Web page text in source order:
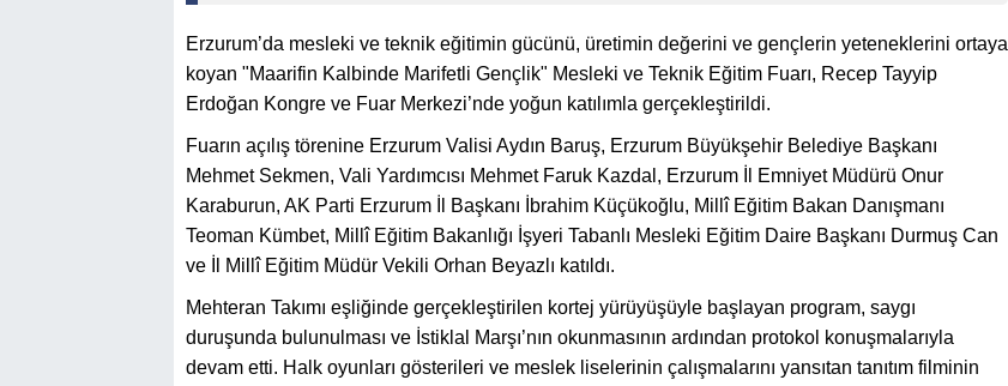
Erzurum’da mesleki ve teknik eğitimin gücünü, üretimin değerini ve gençlerin yeteneklerini ortaya
koyan "Maarifin Kalbinde Marifetli Gençlik" Mesleki ve Teknik Eğitim Fuarı, Recep Tayyip
Erdoğan Kongre ve Fuar Merkezi’nde yoğun katılımla gerçekleştirildi.
Fuarın açılış törenine Erzurum Valisi Aydın Baruş, Erzurum Büyükşehir Belediye Başkanı
Mehmet Sekmen, Vali Yardımcısı Mehmet Faruk Kazdal, Erzurum İl Emniyet Müdürü Onur
Karaburun, AK Parti Erzurum İl Başkanı İbrahim Küçükoğlu, Millî Eğitim Bakan Danışmanı
Teoman Kümbet, Millî Eğitim Bakanlığı İşyeri Tabanlı Mesleki Eğitim Daire Başkanı Durmuş Can
ve İl Millî Eğitim Müdür Vekili Orhan Beyazlı katıldı.
Mehteran Takımı eşliğinde gerçekleştirilen kortej yürüyüşüyle başlayan program, saygı
duruşunda bulunulması ve İstiklal Marşı’nın okunmasının ardından protokol konuşmalarıyla
devam etti. Halk oyunları gösterileri ve meslek liselerinin çalışmalarını yansıtan tanıtım filminin